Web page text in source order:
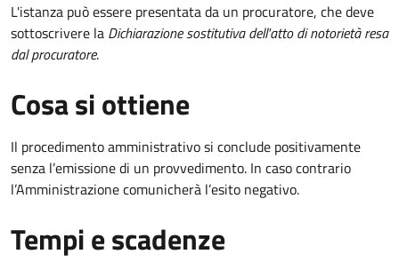
L'istanza può essere presentata da un procuratore, che deve
sottoscrivere la Dichiarazione sostitutiva dell'atto di notorietà resa
dal procuratore.
Cosa si ottiene
Il procedimento amministrativo si conclude positivamente
senza l’emissione di un provvedimento. In caso contrario
l’Amministrazione comunicherà l’esito negativo.
Tempi e scadenze